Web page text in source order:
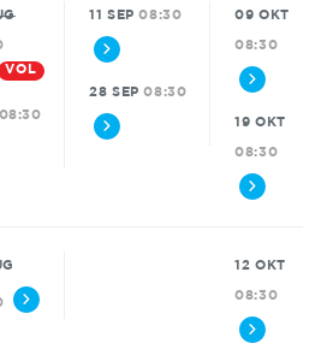
VOL
08:30
11 SEP 08:30
28 SEP 08:30
09 OKT
08:30
19 OKT
08:30
12 OKT
08:30